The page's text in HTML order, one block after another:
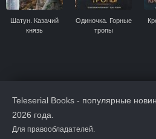
Шатун. Казачий
князь
Одиночка. Горные
тропы
Teleserial Books - популярные
2026 года.
Для правообладателей.